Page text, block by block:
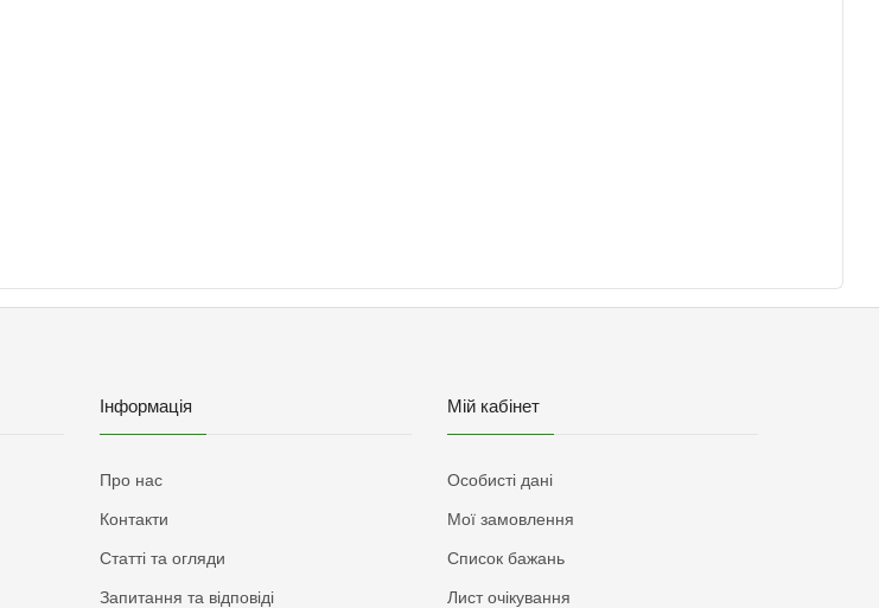
Інформація
Про нас
Контакти
Статті та огляди
Запитання та відповіді
Мій кабінет
Особисті дані
Мої замовлення
Список бажань
Лист очікування